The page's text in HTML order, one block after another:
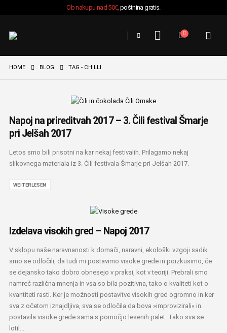
Ob nakupu nad 50€,poštnina gratis.
HOME BLOG TAG - CHILLI
Napoj na prireditvah 2017 – 3. Čili festival Šmarje
pri Jelšah 2017
Letos smo bili prisotni na kar nekaj festivalih. Prilagamo nekaj
slikovnega materiala iz 3. Čili festivala Šmarje pri Jelšah 2017.
WEITERLESEN
Izdelava visokih gred – Napoj 2017
V sklopu naše naravnanosti k domači, naravni, ekološki vzgoji sadik
smo se odločili, da tudi mi postavimo visoke grede in poizkusimo, če
se dejansko tako dobro obnesejo v praksi, kot v teoriji. Prebrali smo
namreč različna mnenja in vsa so bila pozitivna, tako o kvaliteti kot o
kvantiteti rasti. Ker je možnosti postavitve visokih gred ogromno in ker
sva z očetom iznajdljiva, sva se odločila da bova »improvizirali« in
postavila visoke grede sama s pomočjo lesenih palet. Tako sva se
lotil...